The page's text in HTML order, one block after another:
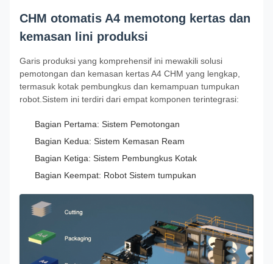
CHM otomatis A4 memotong kertas dan
kemasan lini produksi
Garis produksi yang komprehensif ini mewakili solusi
pemotongan dan kemasan kertas A4 CHM yang lengkap,
termasuk kotak pembungkus dan kemampuan tumpukan
robot.Sistem ini terdiri dari empat komponen terintegrasi:
Bagian Pertama: Sistem Pemotongan
Bagian Kedua: Sistem Kemasan Ream
Bagian Ketiga: Sistem Pembungkus Kotak
Bagian Keempat: Robot Sistem tumpukan